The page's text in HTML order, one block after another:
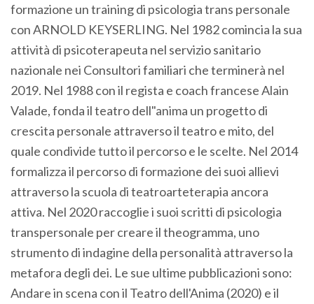
formazione un training di psicologia trans personale
con ARNOLD KEYSERLING. Nel 1982 comincia la sua
attività di psicoterapeuta nel servizio sanitario
nazionale nei Consultori familiari che terminerà nel
2019. Nel 1988 con il regista e coach francese Alain
Valade, fonda il teatro dell"anima un progetto di
crescita personale attraverso il teatro e mito, del
quale condivide tutto il percorso e le scelte. Nel 2014
formalizza il percorso di formazione dei suoi allievi
attraverso la scuola di teatroarteterapia ancora
attiva. Nel 2020 raccoglie i suoi scritti di psicologia
transpersonale per creare il theogramma, uno
strumento di indagine della personalità attraverso la
metafora degli dei. Le sue ultime pubblicazioni sono:
Andare in scena con il Teatro dell'Anima (2020) e il